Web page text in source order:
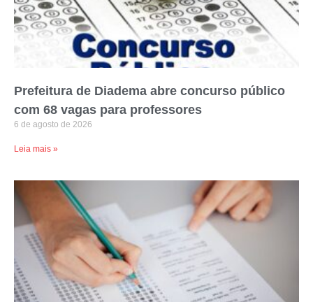
Prefeitura de Diadema abre concurso público
com 68 vagas para professores
6 de agosto de 2026
Leia mais »